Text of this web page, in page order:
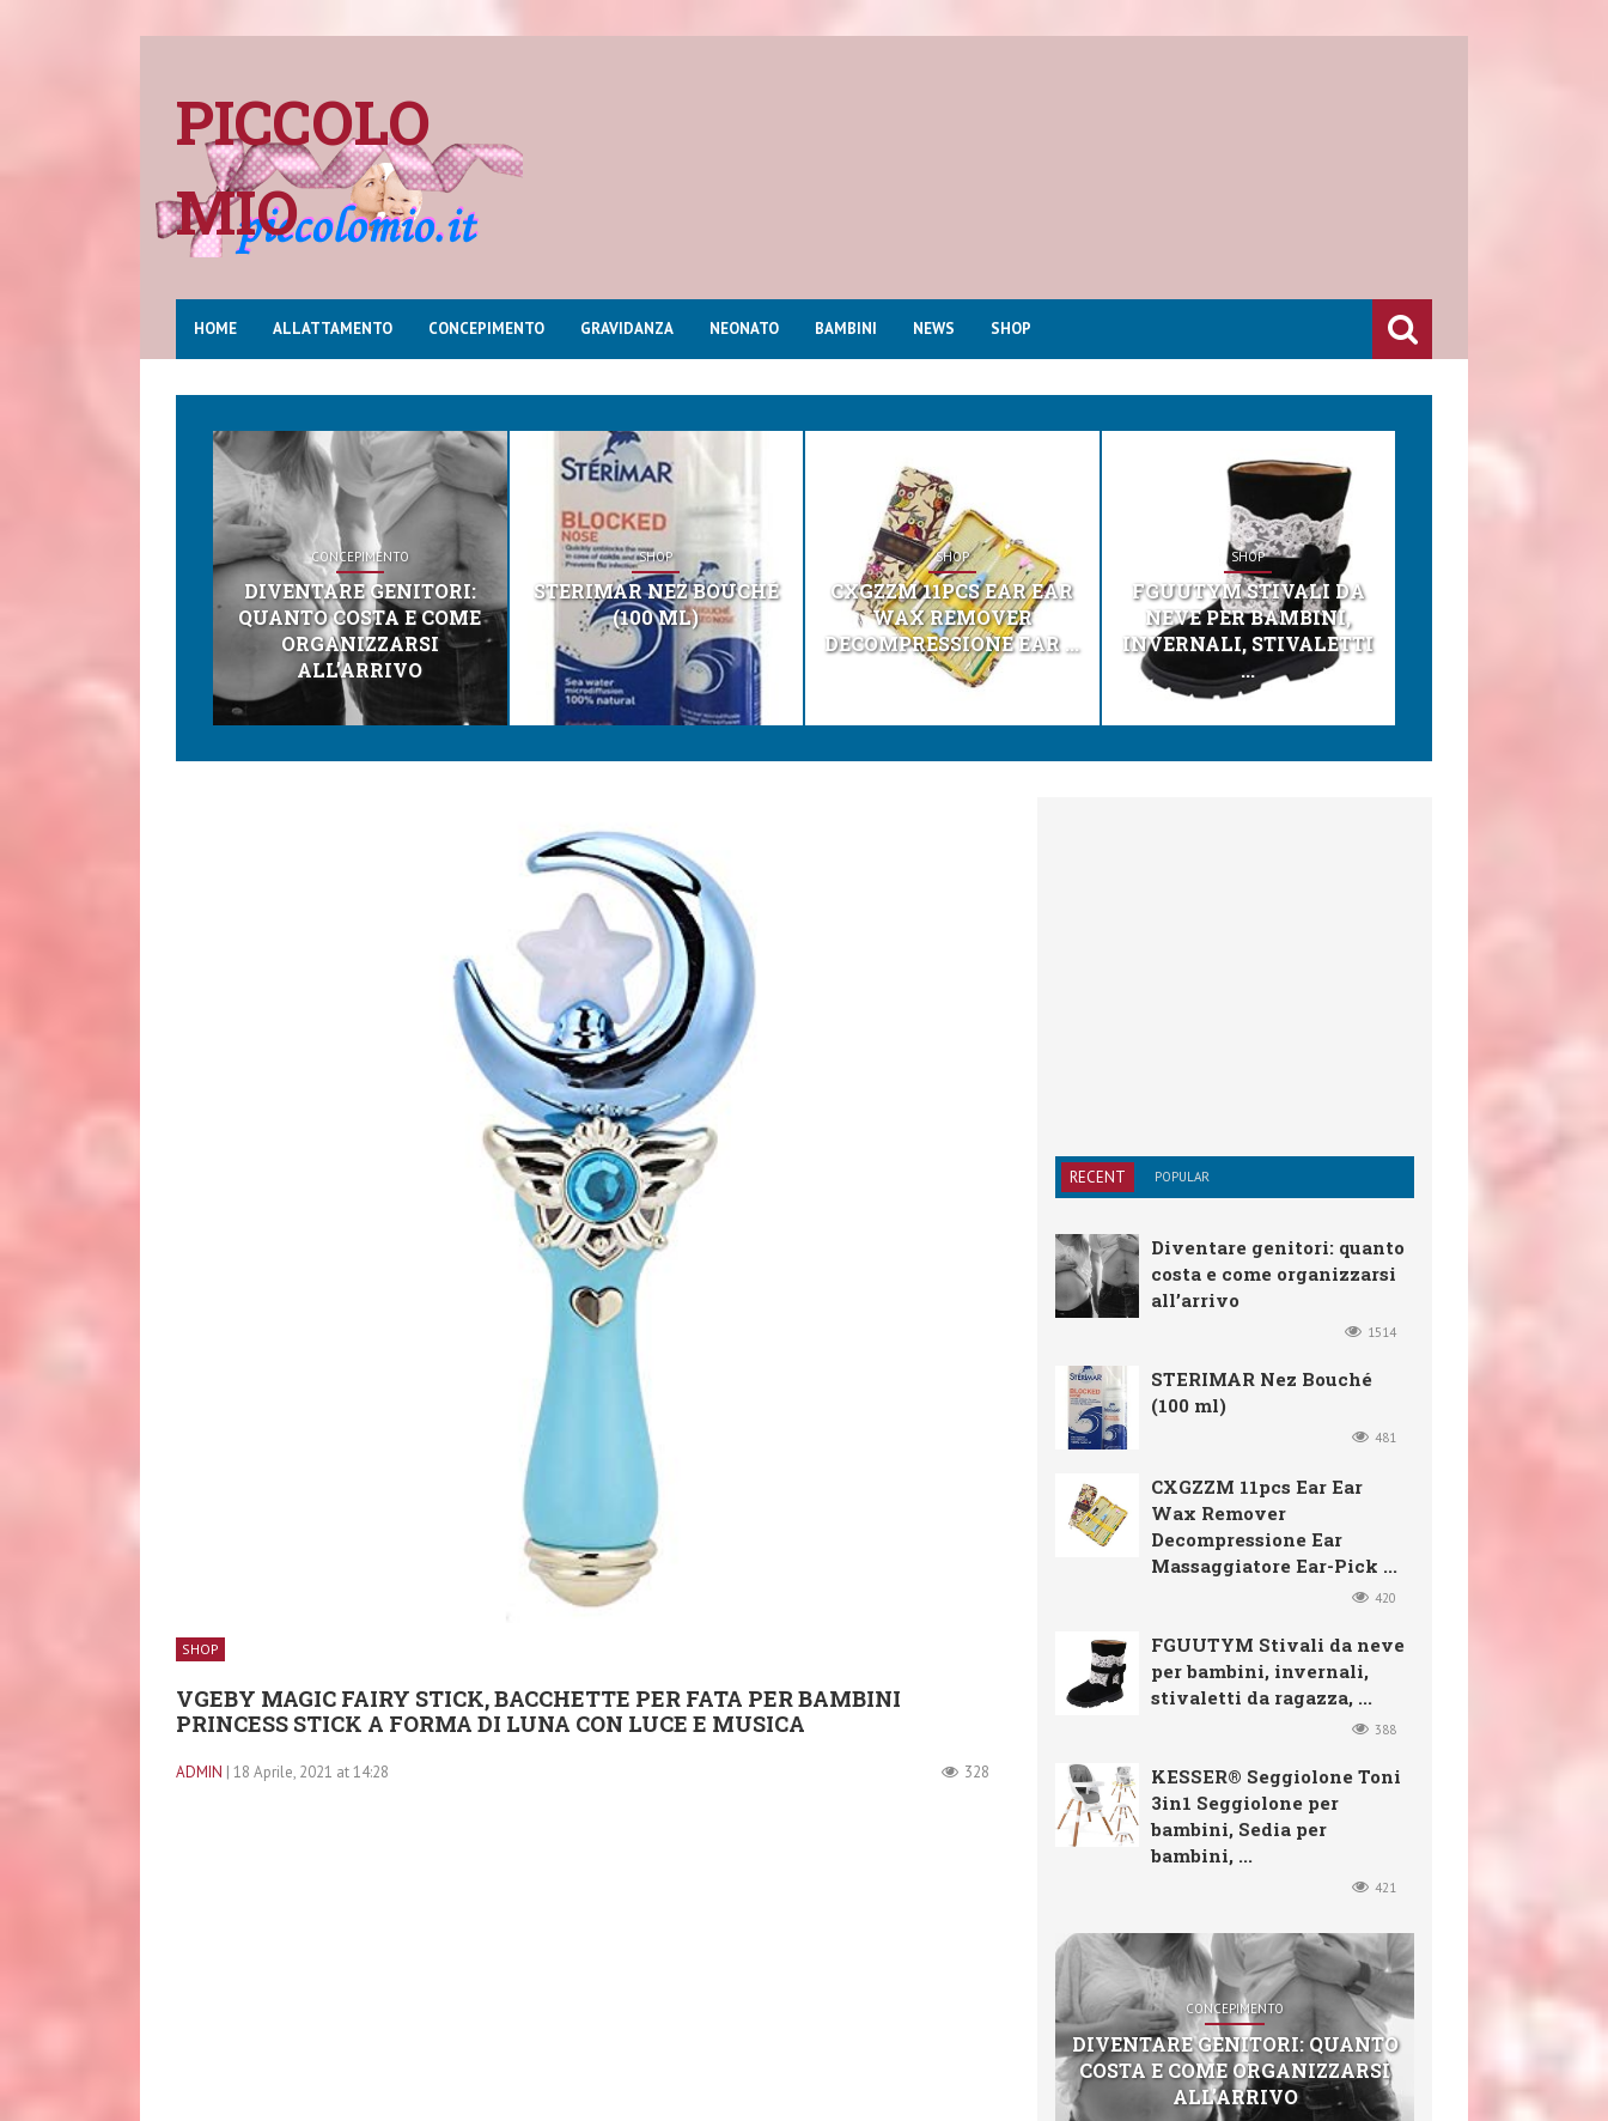
PICCOLO
MIO
HOME ALLATTAMENTO CONCEPIMENTO GRAVIDANZA NEONATO BAMBINI NEWS SHOP
CONCEPIMENTO
DIVENTARE GENITORI:
QUANTO COSTA E COME
ORGANIZZARSI
ALL’ARRIVO
SHOP
STERIMAR NEZ BOUCHÉ
(100 ML)
SHOP
CXGZZM 11PCS EAR EAR
WAX REMOVER
DECOMPRESSIONE EAR ...
SHOP
FGUUTYM STIVALI DA
NEVE PER BAMBINI,
INVERNALI, STIVALETTI
...
SHOP
VGEBY MAGIC FAIRY STICK, BACCHETTE PER FATA PER BAMBINI
PRINCESS STICK A FORMA DI LUNA CON LUCE E MUSICA
ADMIN | 18 Aprile, 2021 at 14:28 328
RECENT POPULAR
Diventare genitori: quanto
costa e come organizzarsi
all’arrivo
1514
STERIMAR Nez Bouché
(100 ml)
481
CXGZZM 11pcs Ear Ear
Wax Remover
Decompressione Ear
Massaggiatore Ear-Pick ...
420
FGUUTYM Stivali da neve
per bambini, invernali,
stivaletti da ragazza, ...
388
KESSER® Seggiolone Toni
3in1 Seggiolone per
bambini, Sedia per
bambini, ...
421
CONCEPIMENTO
DIVENTARE GENITORI: QUANTO
COSTA E COME ORGANIZZARSI
ALL’ARRIVO